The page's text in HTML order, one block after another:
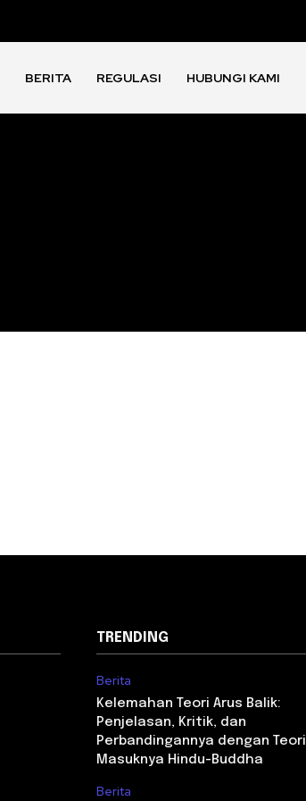
BERITA REGULASI HUBUNGI KAMI
TRENDING
Berita
Kelemahan Teori Arus Balik:
Penjelasan, Kritik, dan
Perbandingannya dengan Teori
Masuknya Hindu-Buddha
Berita